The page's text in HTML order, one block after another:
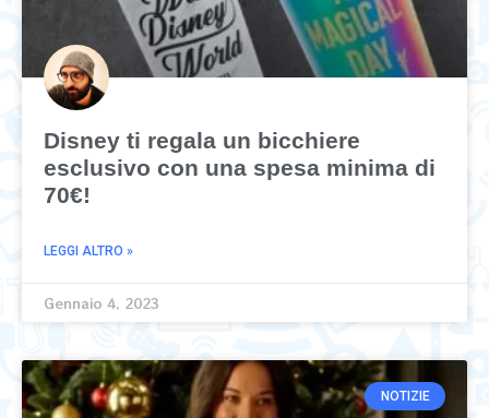
Disney ti regala un bicchiere
esclusivo con una spesa minima di
70€!
LEGGI ALTRO »
Gennaio 4, 2023
NOTIZIE